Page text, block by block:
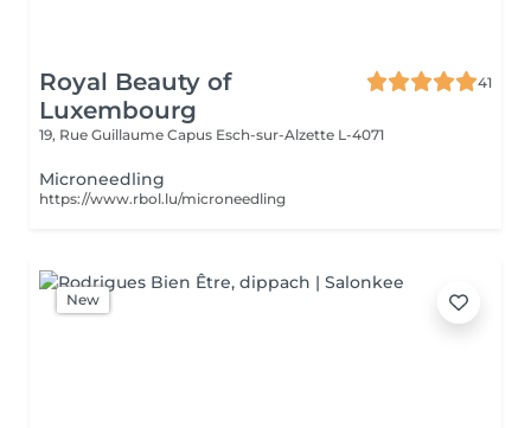
Royal Beauty of
Luxembourg
41
19, Rue Guillaume Capus Esch-sur-Alzette L-4071
Microneedling
https://www.rbol.lu/microneedling
New